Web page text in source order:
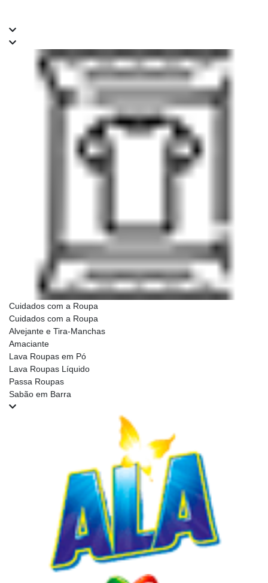
Cuidados com a Roupa
Cuidados com a Roupa
Alvejante e Tira-Manchas
Amaciante
Lava Roupas em Pó
Lava Roupas Líquido
Passa Roupas
Sabão em Barra